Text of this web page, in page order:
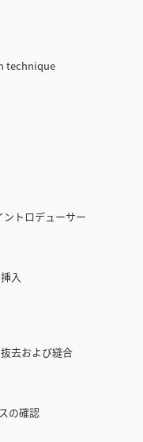
トロデューサー
入
去および縫合
の確認